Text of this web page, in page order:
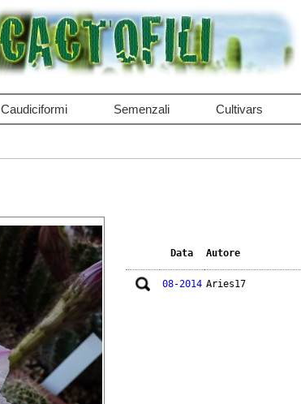
Caudiciformi Semenzali Cultivars
Data Autore
08-2014 Aries17